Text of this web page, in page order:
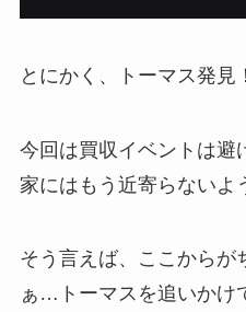
とにかく、トーマス発見
今回は買収イベントは避
家にはもう近寄らない
そう言えば、ここからが
ぁ…トーマスを追いかけ